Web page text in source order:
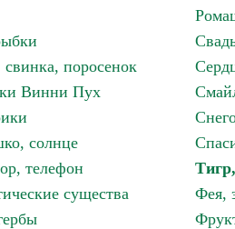
поросенок
Винни Пух
солнце
телефон
существа
Фея,